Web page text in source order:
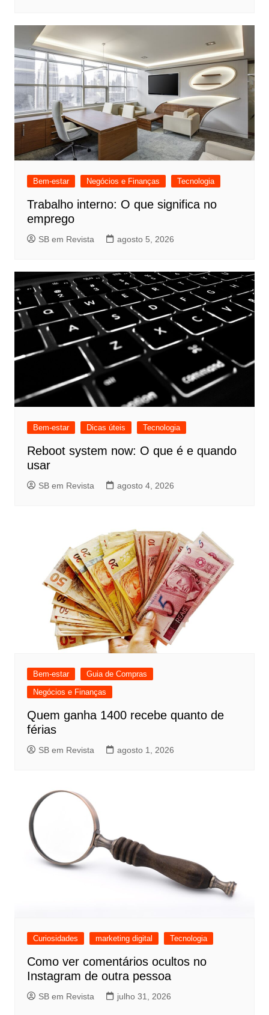
Bem-estar Negócios e Finanças Tecnologia
Trabalho interno: O que significa no
emprego
SB em Revista agosto 5, 2026
Bem-estar Dicas úteis Tecnologia
Reboot system now: O que é e quando
usar
SB em Revista agosto 4, 2026
Bem-estar
Guia de Compras
Negócios e Finanças
Quem ganha 1400 recebe quanto de
férias
SB em Revista agosto 1, 2026
Curiosidades marketing digital Tecnologia
Como ver comentários ocultos no
Instagram de outra pessoa
SB em Revista julho 31, 2026